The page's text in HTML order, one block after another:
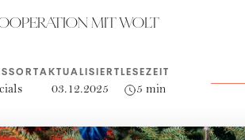
MIT WOLT
AKTUALISIERT
03.12.2025
LESEZEIT
5 min